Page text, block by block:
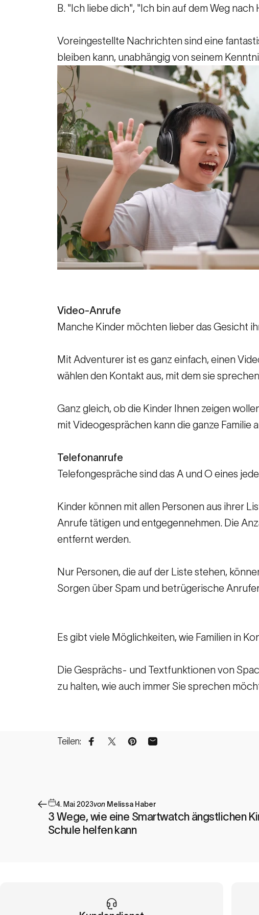
B. "Ich liebe dich", "Ich bin auf dem Weg
Voreingestellte Nachrichten sind eine
bleiben kann, unabhängig von seinem
Video-Anrufe
Manche Kinder möchten lieber das Gesicht
Mit Adventurer ist es ganz einfach, einen
wählen den Kontakt aus, mit dem sie
Ganz gleich, ob die Kinder Ihnen zeigen
mit Videogesprächen kann die ganze
Telefonanrufe
Telefongespräche sind das A und O eines
Kinder können mit allen Personen aus ihrer
Anrufe tätigen und entgegennehmen. Die
entfernt werden.
Nur Personen, die auf der Liste stehen,
Sorgen über Spam und betrügerische
Es gibt viele Möglichkeiten, wie Familien in
Die Gesprächs- und Textfunktionen von
zu halten, wie auch immer Sie sprechen
Teilen: Auf Facebook teilen
Auf X teilen
Auf Pinterest pinnen
Per E-Mail teilen
4. Mai 2023von Melissa Haber
3 Wege, wie eine Smartwatch ängstlichen
Schule helfen kann